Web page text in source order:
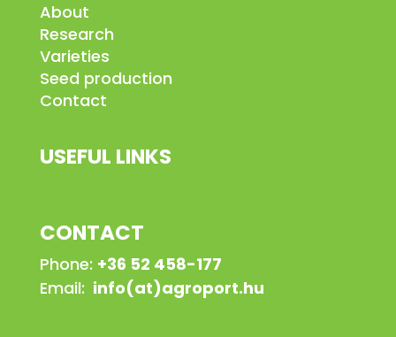
About
Research
Varieties
Seed production
Contact
USEFUL LINKS
CONTACT
Phone: +36 52 458-177
Email: info(at)agroport.hu